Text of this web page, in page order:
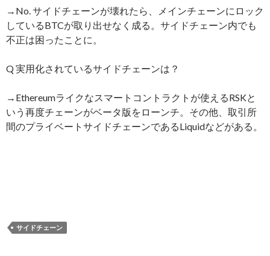
→No. サイドチェーンが壊れたら、メインチェーンにロック
しているBTCが取り出せなく成る。サイドチェーン内でも
不正は困ったことに。
Q 実用化されているサイドチェーンは？
→Ethereumライクなスマートコントラクトが使えるRSKと
いう再度チェーンがベータ版をローンチ。その他、取引所
間のプライベートサイドチェーンであるLiquidなどがある。
サイドチェーン